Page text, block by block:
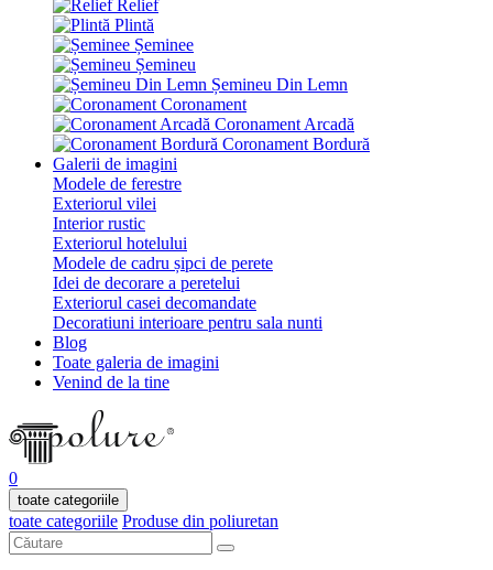
Relief
Plintă
Șeminee
Șemineu
Șemineu Din Lemn
Coronament
Coronament Arcadă
Coronament Bordură
Galerii de imagini
Modele de ferestre
Exteriorul vilei
Interior rustic
Exteriorul hotelului
Modele de cadru șipci de perete
Idei de decorare a peretelui
Exteriorul casei decomandate
Decoratiuni interioare pentru sala nunti
Blog
Toate galeria de imagini
Venind de la tine
0
toate categoriile
toate categoriile Produse din poliuretan